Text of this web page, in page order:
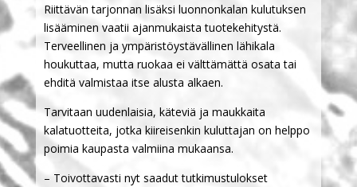
Riittävän tarjonnan lisäksi luonnonkalan kulutuksen
lisääminen vaatii ajanmukaista tuotekehitystä.
Terveellinen ja ympäristöystävällinen lähikala
houkuttaa, mutta ruokaa ei välttämättä osata tai
ehditä valmistaa itse alusta alkaen.
Tarvitaan uudenlaisia, käteviä ja maukkaita
kalatuotteita, jotka kiireisenkin kuluttajan on helppo
poimia kaupasta valmiina mukaansa.
– Toivottavasti nyt saadut tutkimustulokset